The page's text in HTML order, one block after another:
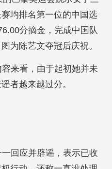
均排名第一位的中国选
分摘金，完成中国队
为陈艺文夺冠后庆祝。
来看，由于起初她并未
者越来越过分。
回应并辟谣，表示已收